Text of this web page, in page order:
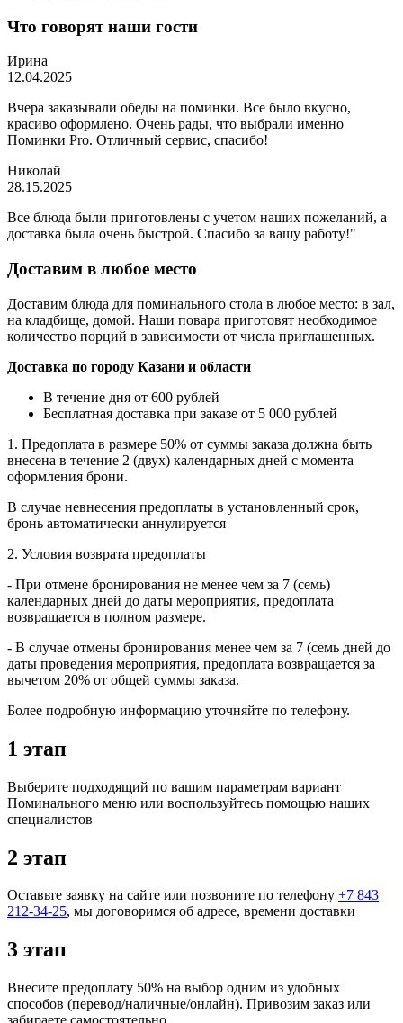
Что говорят наши гости
Ирина
12.04.2025
Вчера заказывали обеды на поминки. Все было вкусно,
красиво оформлено. Очень рады, что выбрали именно
Поминки Pro. Отличный сервис, спасибо!
Николай
28.15.2025
Все блюда были приготовлены с учетом наших пожеланий, а
доставка была очень быстрой. Спасибо за вашу работу!"
Доставим в любое место
Доставим блюда для поминального стола в любое место: в зал,
на кладбище, домой. Наши повара приготовят необходимое
количество порций в зависимости от числа приглашенных.
Доставка по городу Казани и области
В течение дня от 600 рублей
Бесплатная доставка при заказе от 5 000 рублей
1. Предоплата в размере 50% от суммы заказа должна быть
внесена в течение 2 (двух) календарных дней с момента
оформления брони.
B случае невнесения предоплаты в установленный срок,
бронь автоматически аннулируется
2. Условия возврата предоплаты
- При отмене бронирования не менее чем за 7 (семь)
календарных дней до даты мероприятия, предоплата
возвращается в полном размере.
- В случае отмены бронирования менее чем за 7 (семь дней до
даты проведения мероприятия, предоплата возвращается за
вычетом 20% от общей суммы заказа.
Более подробную информацию уточняйте по телефону.
1 этап
Выберите подходящий по вашим параметрам вариант
Поминального меню или воспользуйтесь помощью наших
специалистов
2 этап
Оставьте заявку на сайте или позвоните по телефону +7 843
212-34-25, мы договоримся об адресе, времени доставки
3 этап
Внесите предоплату 50% на выбор одним из удобных
способов (перевод/наличные/онлайн). Привозим заказ или